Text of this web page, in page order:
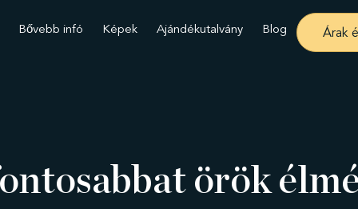
Bővebb infó Képek Ajándékutalvány Blog Árak
örök